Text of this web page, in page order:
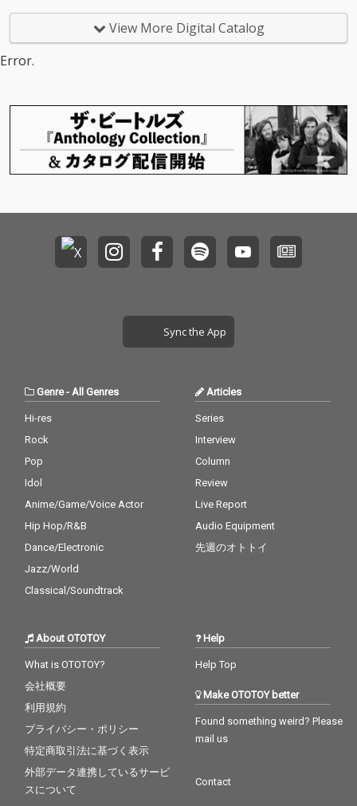
ex〉からリリースされ
た音源を再発！『Succ
イトルを同時リリー
ス！
ex〉からリリースされ
た音源を再発！『Succ
イトルを同時リリー
View More Digital Catalog
Error.
Sync the App
Genre- All Genres
Hi-res
Rock
Pop
Idol
Anime/Game/Voice Actor
Hip Hop/R&B
Dance/Electronic
Jazz/World
Classical/Soundtrack
Articles
Series
Interview
Column
Review
Live Report
Audio Equipment
先週のオトトイ
About OTOTOY
What is OTOTOY?
会社概要
利用規約
プライバシー・ポリシー
特定商取引法に基づく表示
外部データ連携しているサービ
スについて
Help
Help Top
Make OTOTOY better
Found something weird? Please
mail us
Contact